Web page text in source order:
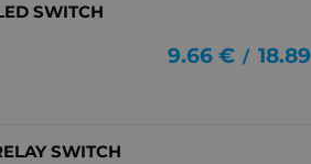
SWITCH
9.66 € / 18.89
SWITCH